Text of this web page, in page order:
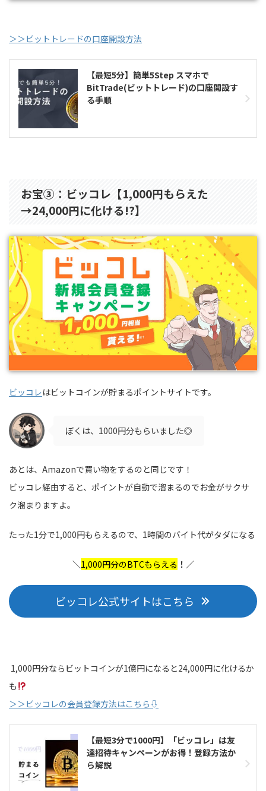
＞＞ビットトレードの口座開設方法
【最短5分】簡単5Step スマホで
BitTrade(ビットトレード)の口座開設す
る手順
お宝③：ビッコレ【1,000円もらえた
→24,000円に化ける!?】
ビッコレはビットコインが貯まるポイントサイトです。
ぼくは、1000円分もらいました◎
あとは、Amazonで買い物をするのと同じです！
ビッコレ経由すると、ポイントが自動で溜まるのでお金がサクサ
ク溜まりますよ。
たった1分で1,000円もらえるので、1時間のバイト代がタダになる
＼1,000円分のBTCもらえる ！／
ビッコレ公式サイトはこちら
1,000円分ならビットコインが1億円になると24,000円に化けるか
も
＞＞ビッコレの会員登録方法はこちら⇩
【最短3分で1000円】「ビッコレ」は友
達招待キャンペーンがお得！登録方法か
ら解説